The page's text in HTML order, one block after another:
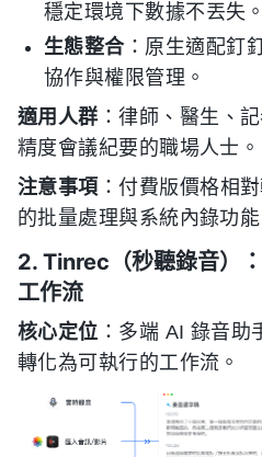
穩定環境下數據不丟失。
生態整合：原生適配釘
協作與權限管理。
適用人群 ：律師、醫生、
精度會議紀要的職場人士。
注意事項 ：付費版價格相
的批量處理與系統內錄功
2. Tinrec（秒聽錄音）
工作流
核心定位 ：多端 AI 錄音助
轉化為可執行的工作流。